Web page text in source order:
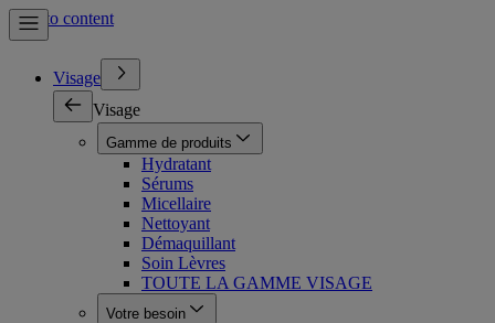
Skip to content
Visage
Visage
Gamme de produits
Hydratant
Sérums
Micellaire
Nettoyant
Démaquillant
Soin Lèvres
TOUTE LA GAMME VISAGE
Votre besoin